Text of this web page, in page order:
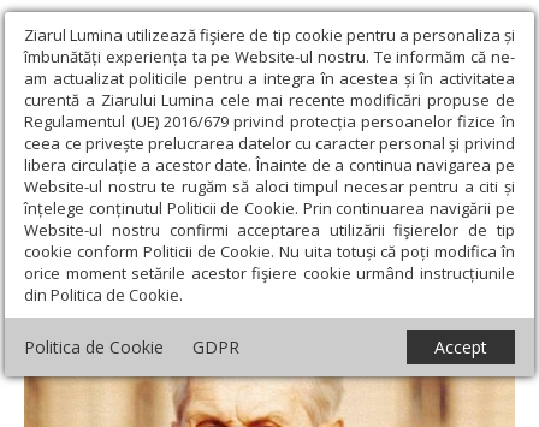
Ziarul Lumina utilizează fişiere de tip cookie pentru a personaliza și
îmbunătăți experiența ta pe Website-ul nostru. Te informăm că ne-
am actualizat politicile pentru a integra în acestea și în activitatea
curentă a Ziarului Lumina cele mai recente modificări propuse de
Regulamentul (UE) 2016/679 privind protecția persoanelor fizice în
ceea ce privește prelucrarea datelor cu caracter personal și privind
libera circulație a acestor date. Înainte de a continua navigarea pe
Website-ul nostru te rugăm să aloci timpul necesar pentru a citi și
înțelege conținutul Politicii de Cookie. Prin continuarea navigării pe
Website-ul nostru confirmi acceptarea utilizării fişierelor de tip
cookie conform Politicii de Cookie. Nu uita totuși că poți modifica în
orice moment setările acestor fişiere cookie urmând instrucțiunile
din Politica de Cookie.
Politica de Cookie GDPR Accept
Ziarul Lumina › Educaţie și Cultură › Cultură › O lecție de
creștinism
O lecție de creștinism